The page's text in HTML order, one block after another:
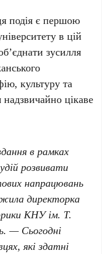
подія є першою
в цій
зусилля
культуру та
надзвичайно цікаве
в рамках
розвивати
напрацювань
директорка
КНУ ім. Т.
. — Сьогодні
які здатні